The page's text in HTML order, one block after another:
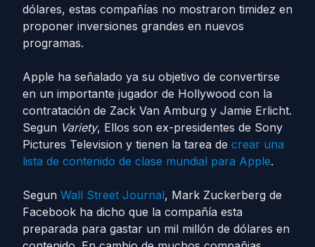
dólares, estas compañías no mostraron timidez en
proponer inversiones grandes en nuevos
programas.
Apple ha señalado ya su objetivo de convertirse
en un importante jugador de Hollywood con la
contratación de Zack Van Amburg y Jamie Erlicht.
Segun Variety, Ellos son ex-presidentes de Sony
Pictures Television y tienen la tarea de crear una
lista de contenido de clase mundial para Apple.
Segun Wall Street Journal, Mark Zuckerberg de
Facebook ha dicho que la compañía esta
preparada para gastar un mil millón de dólares en